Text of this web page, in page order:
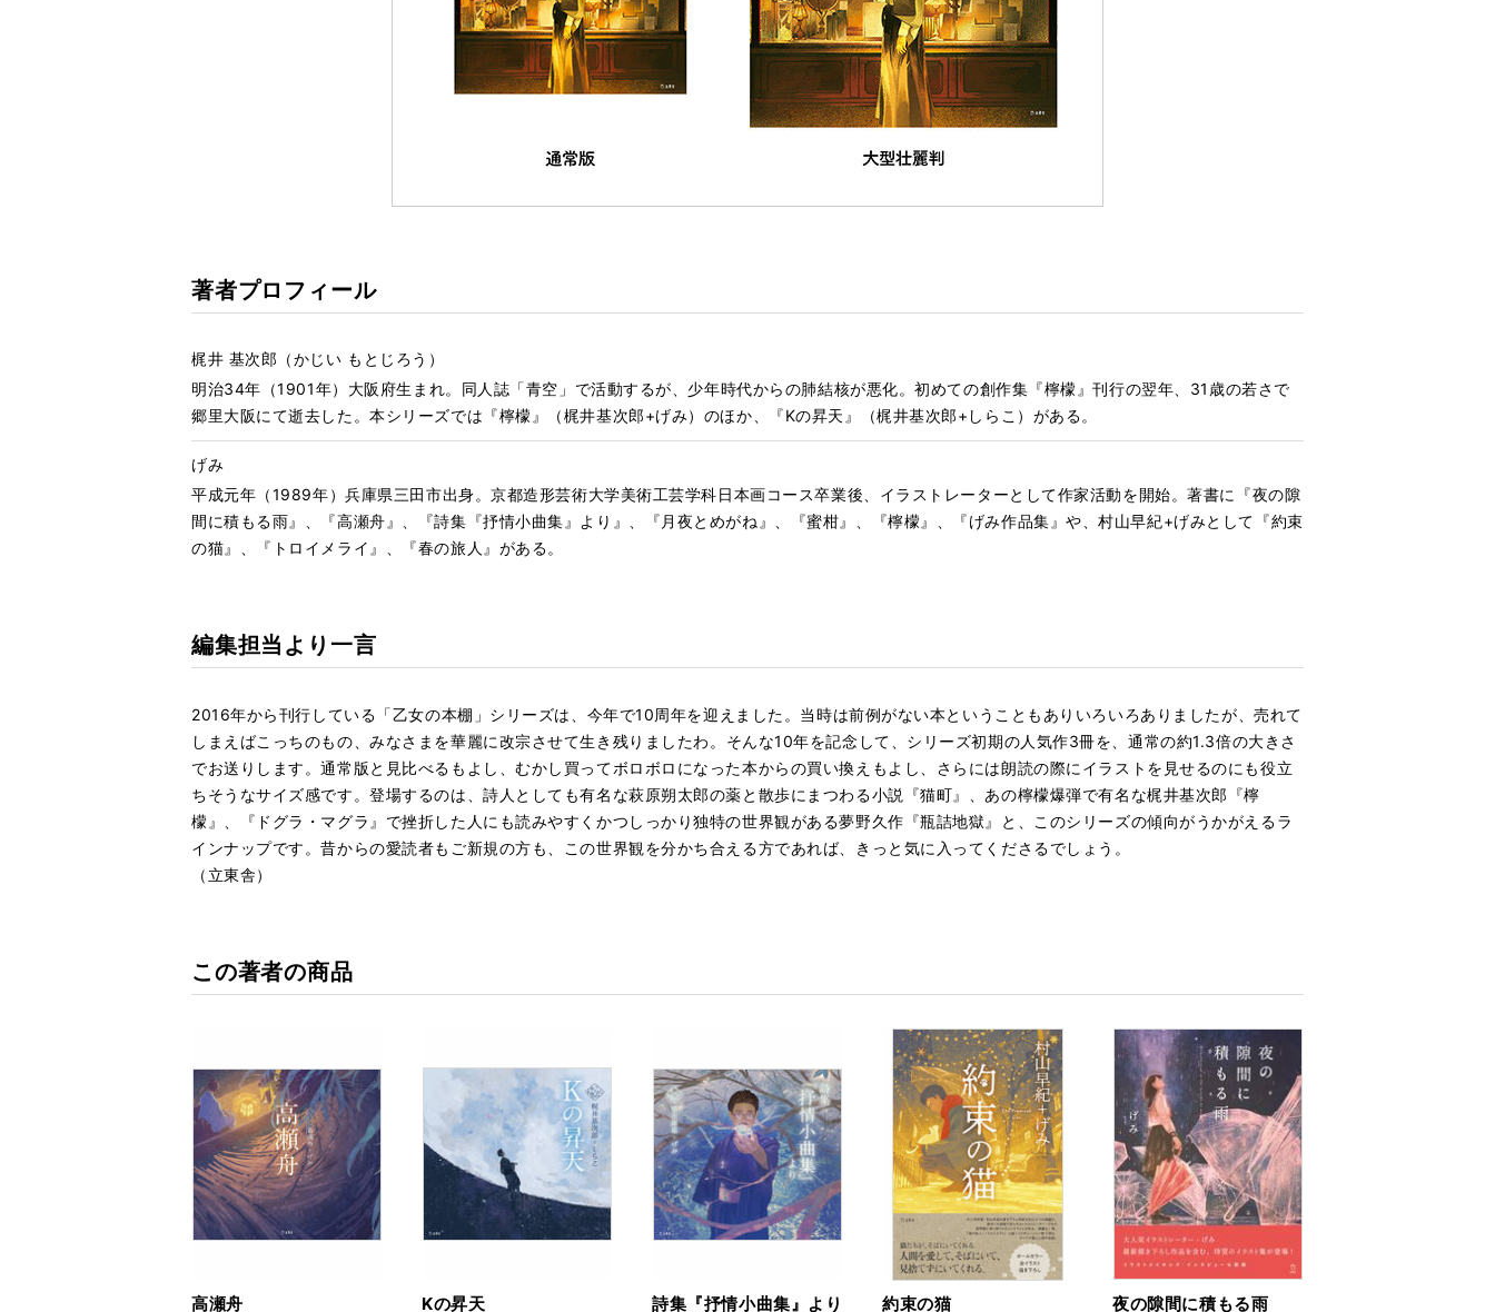
著者プロフィール
梶井 基次郎（かじい もとじろう）
明治34年（1901年）大阪府生まれ。同人誌「青空」で活動するが、少年時代からの肺結核が悪化。初めての創作集『檸檬』刊行の翌年、31歳の若さで
郷里大阪にて逝去した。本シリーズでは『檸檬』（梶井基次郎+げみ）のほか、『Kの昇天』（梶井基次郎+しらこ）がある。
げみ
平成元年（1989年）兵庫県三田市出身。京都造形芸術大学美術工芸学科日本画コース卒業後、イラストレーターとして作家活動を開始。著書に『夜の隙
間に積もる雨』、『高瀬舟』、『詩集『抒情小曲集』より』、『月夜とめがね』、『蜜柑』、『檸檬』、『げみ作品集』や、村山早紀+げみとして『約束
の猫』、『トロイメライ』、『春の旅人』がある。
編集担当より一言
2016年から刊行している「乙女の本棚」シリーズは、 今年で10周年を迎えました。 当時は前例がない本ということもありいろいろありましたが、売れて
しまえばこっちのもの、みなさまを華麗に改宗させて生き残りましたわ。 そんな10年を記念して、シリーズ初期の人気作3冊を、通常の約1.3倍の大きさ
でお送りします。通常版と見比べるもよし、むかし買ってボロボロになった本からの買い換えもよし、 さらには朗読の際にイラストを見せるのにも役立
ちそうなサイズ感です。登場するのは、詩人としても有名な萩原朔太郎の薬と散歩にまつわる小説『猫町』
、あの檸檬爆弾で有名な梶井基次郎『檸
檬』、『ドグラ・マグラ』 で挫折した人にも読みやすくかつしっかり独特の世界観がある夢野久作『瓶詰地獄』と、
このシリーズの傾向がうかがえるラ
インナップです。昔からの愛読者もご新規の方も、 この世界観を分かち合える方であれば、
きっと気に入ってくださるでしょう。
（立東舎）
この著者の商品
高瀬舟 Kの昇天 詩集『抒情小曲集』より 約束の猫 夜の隙間に積もる雨